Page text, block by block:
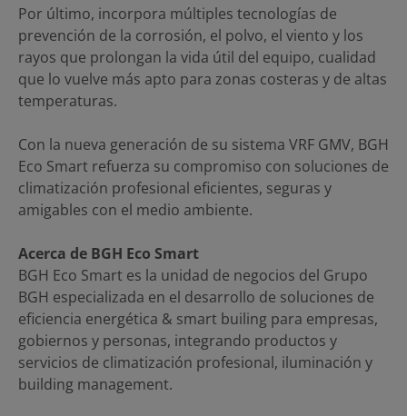
Por último, incorpora múltiples tecnologías de
prevención de la corrosión, el polvo, el viento y los
rayos que prolongan la vida útil del equipo, cualidad
que lo vuelve más apto para zonas costeras y de altas
temperaturas.
Con la nueva generación de su sistema VRF GMV, BGH
Eco Smart refuerza su compromiso con soluciones de
climatización profesional eficientes, seguras y
amigables con el medio ambiente.
Acerca de BGH Eco Smart
BGH Eco Smart es la unidad de negocios del Grupo
BGH especializada en el desarrollo de soluciones de
eficiencia energética & smart builing para empresas,
gobiernos y personas, integrando productos y
servicios de climatización profesional, iluminación y
building management.